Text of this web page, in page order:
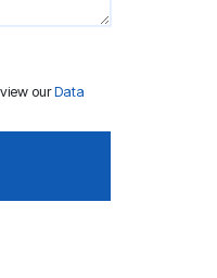
ourData